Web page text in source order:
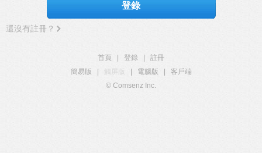
登錄
還沒有註冊？
首頁 登錄
註冊
簡易版
觸屏版 電腦版
客戶端
© Comsenz Inc.